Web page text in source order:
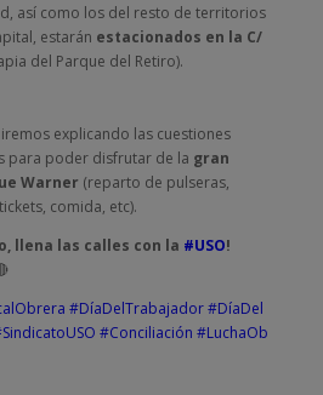
así como los del resto de territorios
estarán estacionados en la C/
del Parque del Retiro).
explicando las cuestiones
para poder disfrutar de la gran
Warner (reparto de pulseras,
comida, etc).
llena las calles con la #USO!
#DíaDelTrabajador#DíaDel
#Conciliación #LuchaOb